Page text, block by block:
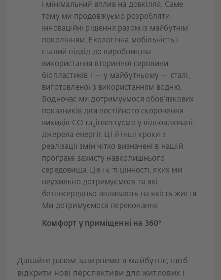
і мінімальний вплив на довкілля. Саме
тому ми продовжуємо розробляти
інноваційні рішення разом із майбутнім
поколінням. Екологічна мобільність і
сталий підхід до виробництва:
використання вторинної сировини,
біопластиків і — у майбутньому — сталі,
виготовленої з використанням водню.
Водночас ми дотримуємося обов’язкових
показників для постійного скорочення
викидів CO та 2інвестуємо у відновлювані
джерела енергії. Ці й інші кроки з
реалізації змін чітко визначені в нашій
програмі захисту навколишнього
середовища. Це і є ті цінності, яких ми
неухильно дотримуємося та які
безпосередньо впливають на якість життя.
Ми дотримуємося переконання
Комфорт у приміщенні на 360°
Давайте разом зазирнемо в майбутнє, щоб
відкрити нові перспективи для житлових і